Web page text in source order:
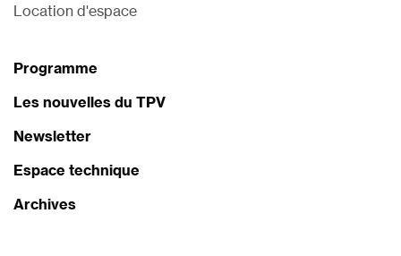
Location d'espace
Programme
Les nouvelles du TPV
Newsletter
Espace technique
Archives